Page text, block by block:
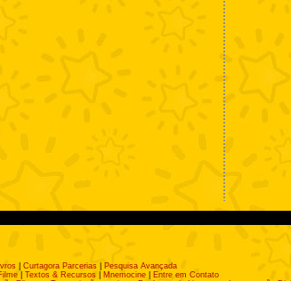
Curtagora Parcerias
Pesquisa Avançada
| Textos & Recursos Mnemocine|
Entre em Contato